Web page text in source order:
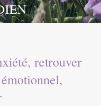
retrouver